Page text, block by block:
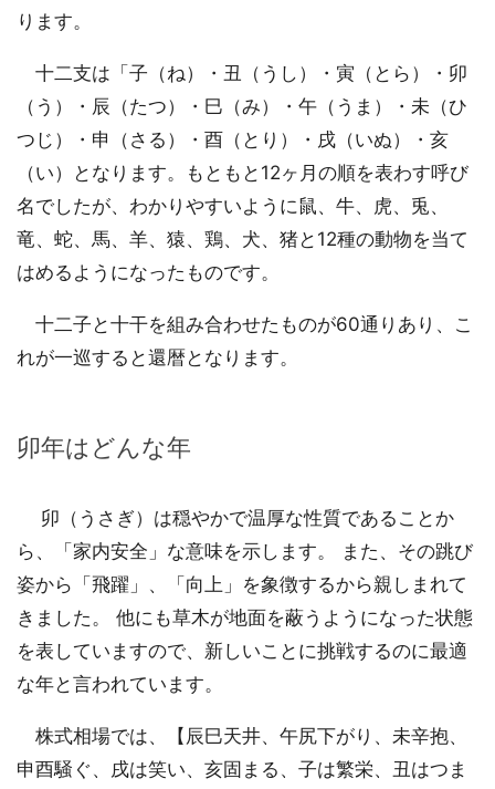
ります。
十二支は「子（ね）・丑（うし）・寅（とら）・卯
（う）・辰（たつ）・巳（み）・午（うま）・未（ひ
つじ）・申（さる）・酉（とり）・戌（いぬ）・亥
（い）となります。もともと12ヶ月の順を表わす呼び
名でしたが、わかりやすいように鼠、牛、虎、兎、
竜、蛇、馬、羊、猿、鶏、犬、猪と12種の動物を当て
はめるようになったものです。
十二子と十干を組み合わせたものが60通りあり、こ
れが一巡すると還暦となります。
卯年はどんな年
卯（うさぎ）は穏やかで温厚な性質であることか
ら、「家内安全」な意味を示します。 また、その跳び
姿から「飛躍」、「向上」を象徴するから親しまれて
きました。 他にも草木が地面を蔽うようになった状態
を表していますので、新しいことに挑戦するのに最適
な年と言われています。
株式相場では、【辰巳天井、午尻下がり、未辛抱、
申酉騒ぐ、戌は笑い、亥固まる、子は繁栄、丑はつま